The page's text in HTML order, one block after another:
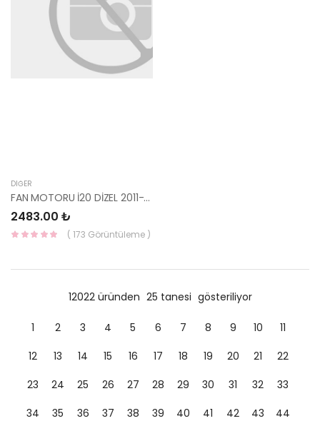
DIĞER
FAN MOTORU İ20 DİZEL 2011- 25386-4P750-HMC
2483.00 ₺
( 173 Görüntüleme )
12022 üründen 25 tanesi gösteriliyor
1 2 3 4 5 6 7 8 9 10
11
12
13 14 15 16 17 18 19 20 21
22
23
24 25 26 27 28 29 30 31 32
33
34
35 36 37 38 39 40 41 42 43
44